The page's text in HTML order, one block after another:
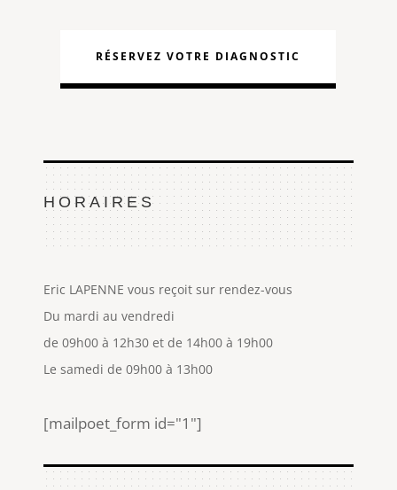
RÉSERVEZ VOTRE DIAGNOSTIC
HORAIRES
Eric LAPENNE vous reçoit sur rendez-vous
Du mardi au vendredi
de 09h00 à 12h30 et de 14h00 à 19h00
Le samedi de 09h00 à 13h00
[mailpoet_form id="1"]